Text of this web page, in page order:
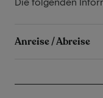
Anreise / Abreise